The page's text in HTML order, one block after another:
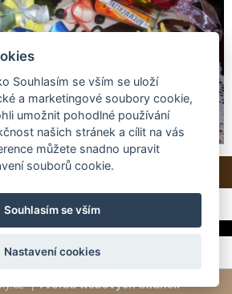
→ Zpět do složky
3 | 4| |
| Tvorba webových stránek
Souhlasím se vším se uloží
a marketingové soubory cookie,
umožnit pohodlné používání
našich stránek a cílit na vás
můžete snadno upravit
souborů cookie.
Souhlasím se vším
Nastavení cookies